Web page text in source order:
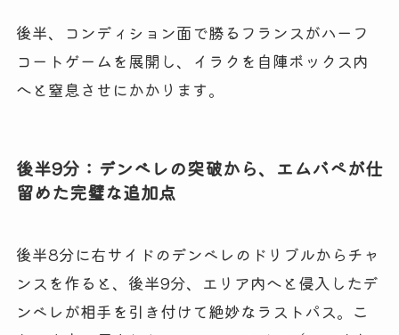
後半、コンディション面で勝るフランスがハーフ
コートゲームを展開し、イラクを自陣ボックス内
へと窒息させにかかります。
後半9分：デンベレの突破から、エムバペが仕
留めた完璧な追加点
後半8分に右サイドのデンベレのドリブルからチャ
ンスを作ると、後半9分、エリア内へと侵入したデ
ンベレが相手を引き付けて絶妙なラストパス。こ